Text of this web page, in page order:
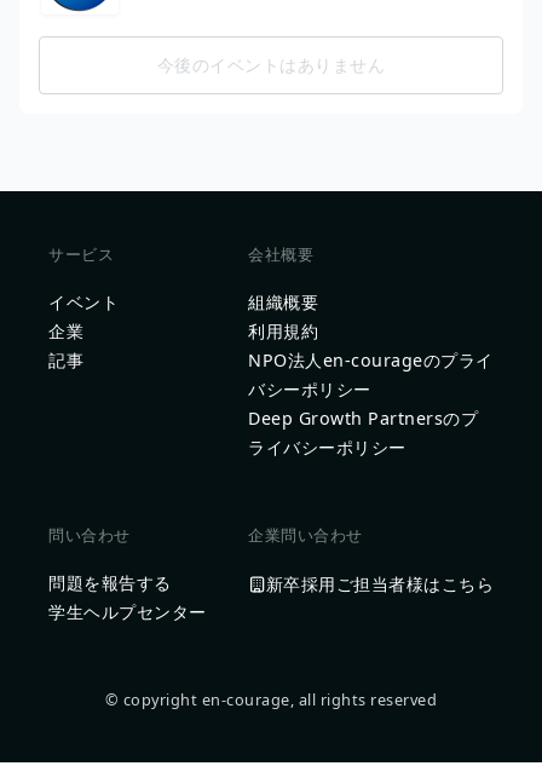
今後のイベントはありません
サービス
イベント
企業
記事
会社概要
組織概要
利用規約
NPO法人en-courageのプライ
バシーポリシー
Deep Growth Partnersのプ
ライバシーポリシー
問い合わせ
問題を報告する
学生ヘルプセンター
企業問い合わせ
新卒採用ご担当者様はこちら
© copyright en-courage, all rights reserved